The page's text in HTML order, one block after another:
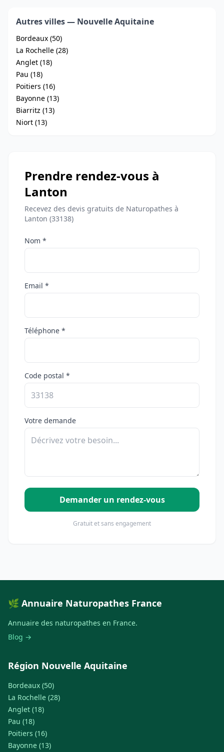
Autres villes — Nouvelle Aquitaine
Bordeaux (50)
La Rochelle (28)
Anglet (18)
Pau (18)
Poitiers (16)
Bayonne (13)
Biarritz (13)
Niort (13)
Prendre rendez-vous à
Lanton
Recevez des devis gratuits de Naturopathes à
Lanton (33138)
Nom *
Email *
Téléphone *
Code postal *
Votre demande
Demander un rendez-vous
Gratuit et sans engagement
🌿 Annuaire Naturopathes France
Annuaire des naturopathes en France.
Blog →
Région Nouvelle Aquitaine
Bordeaux (50)
La Rochelle (28)
Anglet (18)
Pau (18)
Poitiers (16)
Bayonne (13)